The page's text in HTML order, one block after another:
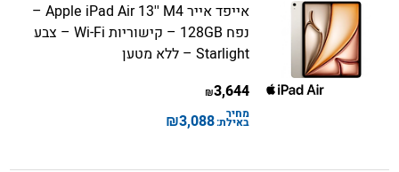
אייפד אייר Apple iPad Air 13'' M4 –
נפח 128GB – קישוריות Wi-Fi – צבע
Starlight – ללא מטען
3,644
₪
מחיר
באילת:3,088
₪